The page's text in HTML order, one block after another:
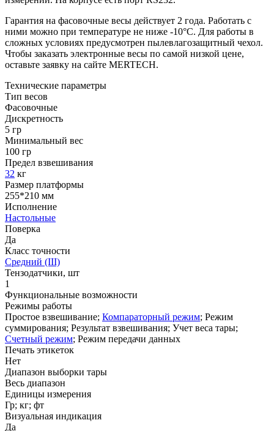
Гарантия на фасовочные весы действует 2 года. Работать с
ними можно при температуре не ниже -10°C. Для работы в
сложных условиях предусмотрен пылевлагозащитный чехол.
Чтобы заказать электронные весы по самой низкой цене,
оставьте заявку на сайте MERTECH.
Технические параметры
Тип весов
Фасовочные
Дискретность
5 гр
Минимальный вес
100 гр
Предел взвешивания
32 кг
Размер платформы
255*210 мм
Исполнение
Настольные
Поверка
Да
Класс точности
Средний (III)
Тензодатчики, шт
1
Функциональные возможности
Режимы работы
Простое взвешивание; Компараторный режим; Режим
суммирования; Результат взвешивания; Учет веса тары;
Счетный режим; Режим передачи данных
Печать этикеток
Нет
Диапазон выборки тары
Весь диапазон
Единицы измерения
Гр; кг; фт
Визуальная индикация
Да